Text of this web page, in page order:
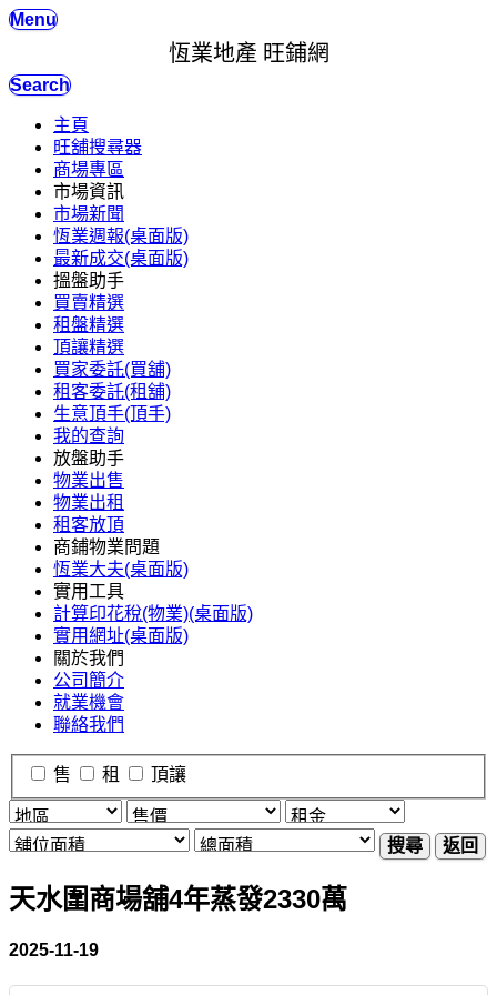
Menu
恆業地產 旺鋪網
Search
主頁
旺舖搜尋器
商場專區
市場資訊
市場新聞
恆業週報(桌面版)
最新成交(桌面版)
搵盤助手
買賣精選
租盤精選
頂讓精選
買家委託(買舖)
租客委託(租舖)
生意頂手(頂手)
我的查詢
放盤助手
物業出售
物業出租
租客放頂
商鋪物業問題
恆業大夫(桌面版)
實用工具
計算印花稅(物業)(桌面版)
實用網址(桌面版)
關於我們
公司簡介
就業機會
聯絡我們
售 租 頂讓
搜尋 返回
天水圍商場舖4年蒸發2330萬
2025-11-19